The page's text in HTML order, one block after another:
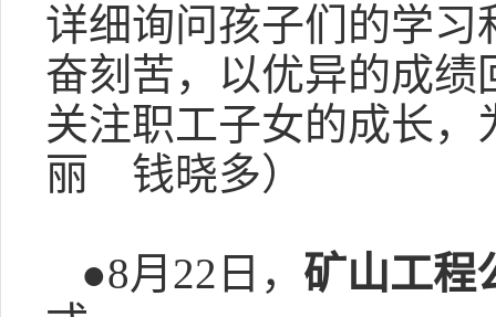
详细询问孩子们的学
奋刻苦，以优异的成
关注职工子女的成长
丽 钱晓多）
●8月22日， 矿山工程